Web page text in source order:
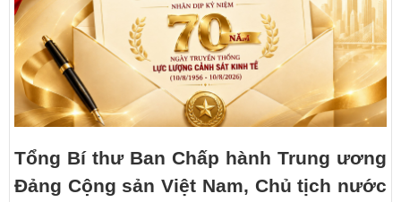
Tổng Bí thư Ban Chấp hành Trung ương
Đảng Cộng sản Việt Nam, Chủ tịch nước